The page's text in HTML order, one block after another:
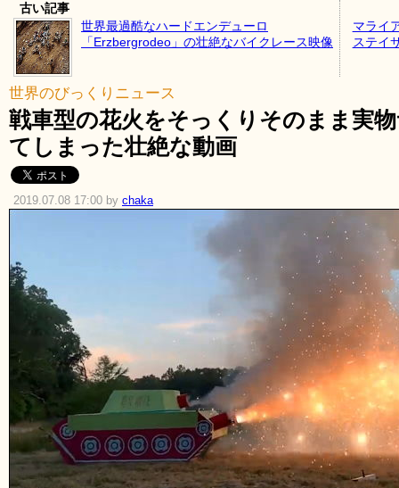
古い記事
世界最過酷なハードエンデューロ
「Erzbergrodeo」の壮絶なバイクレース映像
マライ
ステイ
世界のびっくりニュース
戦車型の花火をそっくりそのまま実
てしまった壮絶な動画
2019.07.08 17:00 by chaka